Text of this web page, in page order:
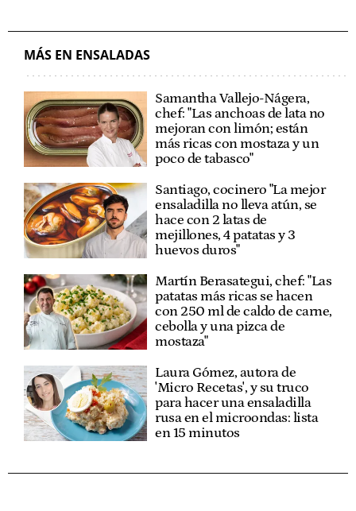
MÁS EN ENSALADAS
Samantha Vallejo-Nágera,
chef: "Las anchoas de lata no
mejoran con limón; están
más ricas con mostaza y un
poco de tabasco"
Santiago, cocinero "La mejor
ensaladilla no lleva atún, se
hace con 2 latas de
mejillones, 4 patatas y 3
huevos duros"
Martín Berasategui, chef: "Las
patatas más ricas se hacen
con 250 ml de caldo de carne,
cebolla y una pizca de
mostaza"
Laura Gómez, autora de
'Micro Recetas', y su truco
para hacer una ensaladilla
rusa en el microondas: lista
en 15 minutos